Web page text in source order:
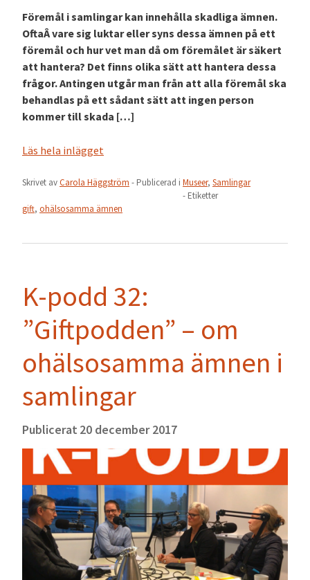
Föremål i samlingar kan innehålla skadliga ämnen.
OftaÂ vare sig luktar eller syns dessa ämnen på ett
föremål och hur vet man då om föremålet är säkert
att hantera? Det finns olika sätt att hantera dessa
frågor. Antingen utgår man från att alla föremål ska
behandlas på ett sådant sätt att ingen person
kommer till skada […]
Läs hela inlägget
Skrivet avCarola Häggström - Publicerad i Museer, Samlingar
- Etiketter
gift, ohälsosamma ämnen
K-podd 32:
”Giftpodden” – om
ohälsosamma ämnen i
samlingar
Publicerat 20 december 2017